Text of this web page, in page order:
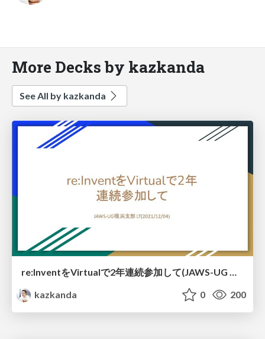
More Decks by kazkanda
See All by kazkanda
re:InventをVirtualで2年連続参加して(JAWS-UG 横浜支部LT)
kazkanda
0 200